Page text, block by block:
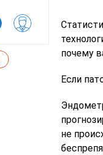
почему
Если
не